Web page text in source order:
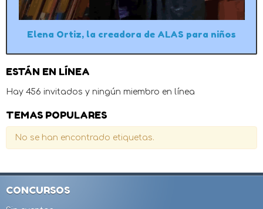
Elena Ortiz, la creadora de ALAS para niños
ESTÁN EN LÍNEA
Hay 456 invitados y ningún miembro en línea
TEMAS POPULARES
No se han encontrado etiquetas.
CONCURSOS